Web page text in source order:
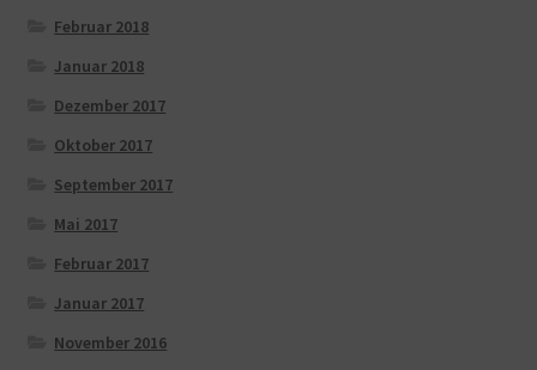
Februar 2018
Januar 2018
Dezember 2017
Oktober 2017
September 2017
Mai 2017
Februar 2017
Januar 2017
November 2016